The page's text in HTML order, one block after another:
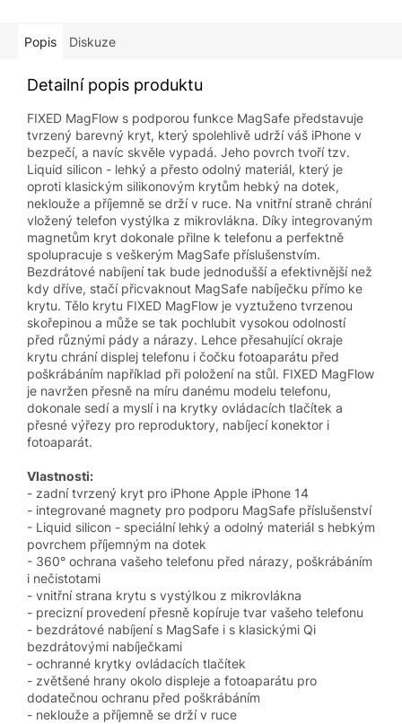
Popis Diskuze
Detailní popis produktu
FIXED MagFlow s podporou funkce MagSafe představuje
tvrzený barevný kryt, který spolehlivě udrží váš iPhone v
bezpečí, a navíc skvěle vypadá. Jeho povrch tvoří tzv.
Liquid silicon - lehký a přesto odolný materiál, který je
oproti klasickým silikonovým krytům hebký na dotek,
neklouže a příjemně se drží v ruce. Na vnitřní straně chrání
vložený telefon vystýlka z mikrovlákna. Díky integrovaným
magnetům kryt dokonale přilne k telefonu a perfektně
spolupracuje s veškerým MagSafe příslušenstvím.
Bezdrátové nabíjení tak bude jednodušší a efektivnější než
kdy dříve, stačí přicvaknout MagSafe nabíječku přímo ke
krytu. Tělo krytu FIXED MagFlow je vyztuženo tvrzenou
skořepinou a může se tak pochlubit vysokou odolností
před různými pády a nárazy. Lehce přesahující okraje
krytu chrání displej telefonu i čočku fotoaparátu před
poškrábáním například při položení na stůl. FIXED MagFlow
je navržen přesně na míru danému modelu telefonu,
dokonale sedí a myslí i na krytky ovládacích tlačítek a
přesné výřezy pro reproduktory, nabíjecí konektor i
fotoaparát.
Vlastnosti:
- zadní tvrzený kryt pro iPhone Apple iPhone 14
- integrované magnety pro podporu MagSafe příslušenství
- Liquid silicon - speciální lehký a odolný materiál s hebkým
povrchem příjemným na dotek
- 360° ochrana vašeho telefonu před nárazy, poškrábáním
i nečistotami
- vnitřní strana krytu s vystýlkou z mikrovlákna
- precizní provedení přesně kopíruje tvar vašeho telefonu
- bezdrátové nabíjení s MagSafe i s klasickými Qi
bezdrátovými nabíječkami
- ochranné krytky ovládacích tlačítek
- zvětšené hrany okolo displeje a fotoaparátu pro
dodatečnou ochranu před poškrábáním
- neklouže a příjemně se drží v ruce